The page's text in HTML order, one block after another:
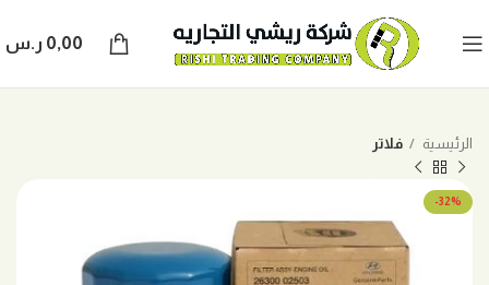
0,00 ر.س
الرئيسية فلاتر
-32%